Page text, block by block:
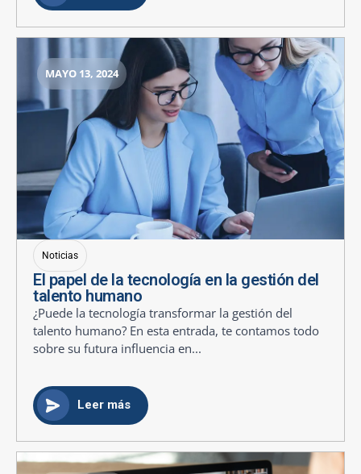
MAYO 13, 2024
Noticias
El papel de la tecnología en la gestión del
talento humano
¿Puede la tecnología transformar la gestión del
talento humano? En esta entrada, te contamos todo
sobre su futura influencia en...
Leer más